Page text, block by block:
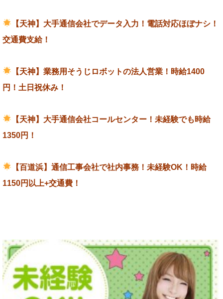
【天神】大手通信会社でデータ入力！電話対応ほぼナシ！
交通費支給！
【天神】業務用そうじロボットの法人営業！時給1400
円！土日祝休み！
【天神】大手通信会社コールセンター！未経験でも時給
1350円！
【百道浜】通信工事会社で社内事務！未経験OK！時給
1150円以上+交通費！